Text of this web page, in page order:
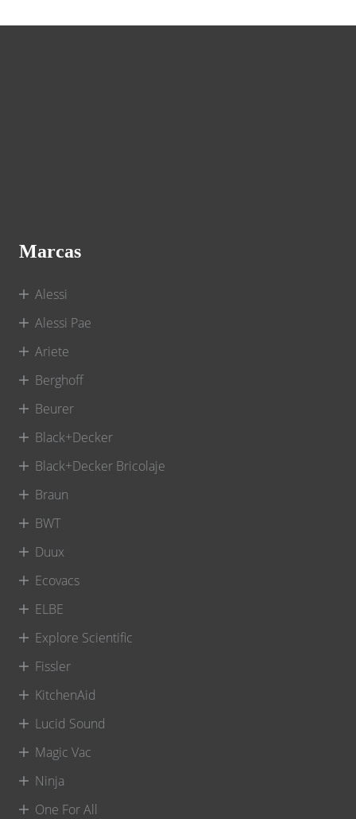
Marcas
Alessi
Alessi Pae
Ariete
Berghoff
Beurer
Black+Decker
Black+Decker Bricolaje
Braun
BWT
Duux
Ecovacs
ELBE
Explore Scientific
Fissler
KitchenAid
Lucid Sound
Magic Vac
Ninja
One For All